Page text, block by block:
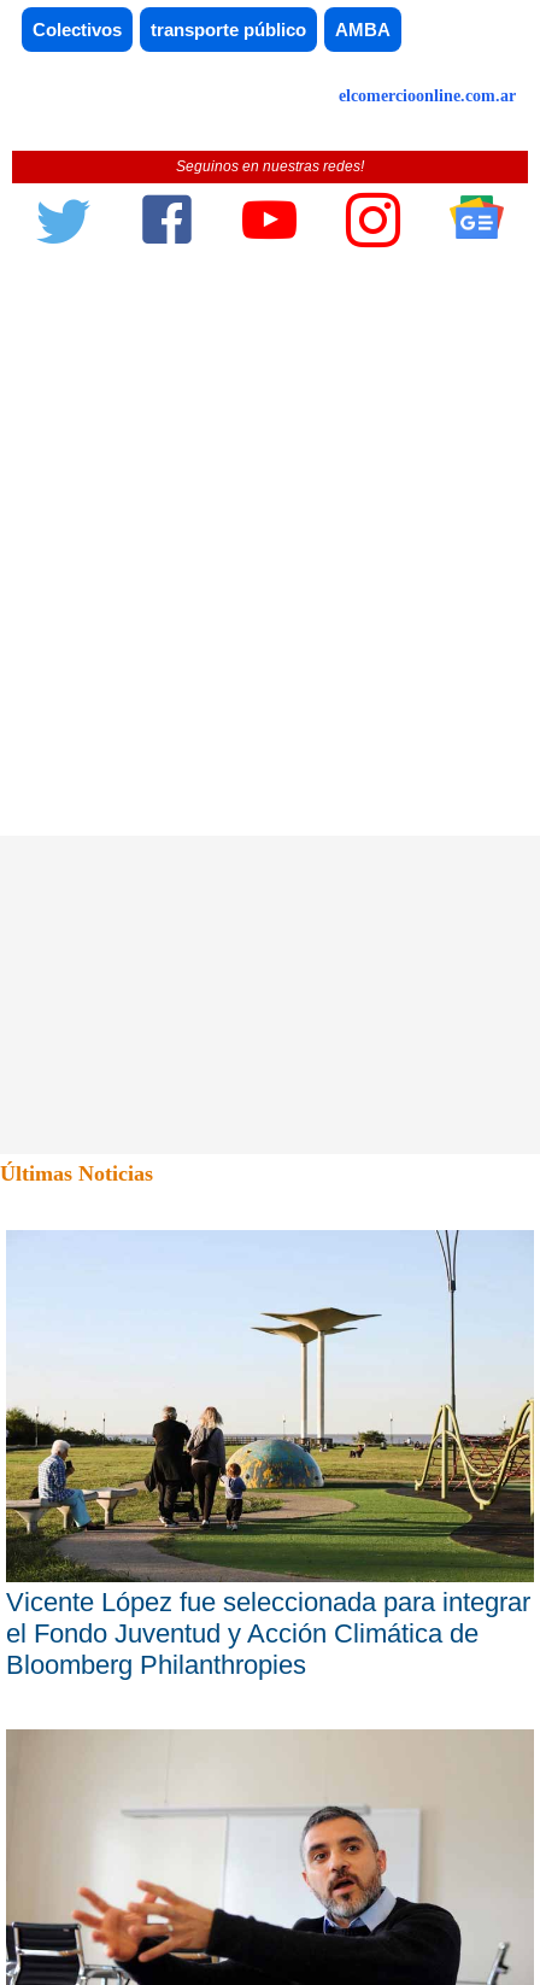
Colectivos transporte público AMBA
elcomercioonline.com.ar
Seguinos en nuestras redes!
Últimas Noticias
Vicente López fue seleccionada para integrar
el Fondo Juventud y Acción Climática de
Bloomberg Philanthropies